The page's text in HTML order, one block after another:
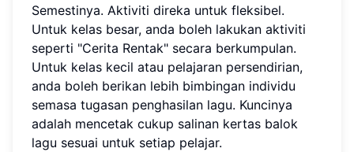
Semestinya. Aktiviti direka untuk fleksibel.
Untuk kelas besar, anda boleh lakukan aktiviti
seperti "Cerita Rentak" secara berkumpulan.
Untuk kelas kecil atau pelajaran persendirian,
anda boleh berikan lebih bimbingan individu
semasa tugasan penghasilan lagu. Kuncinya
adalah mencetak cukup salinan kertas balok
lagu sesuai untuk setiap pelajar.